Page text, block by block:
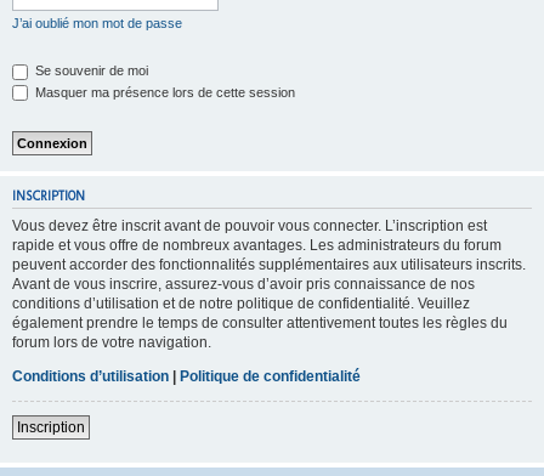
J’ai oublié mon mot de passe
Se souvenir de moi
Masquer ma présence lors de cette session
INSCRIPTION
Vous devez être inscrit avant de pouvoir vous connecter. L’inscription est
rapide et vous offre de nombreux avantages. Les administrateurs du forum
peuvent accorder des fonctionnalités supplémentaires aux utilisateurs inscrits.
Avant de vous inscrire, assurez-vous d’avoir pris connaissance de nos
conditions d’utilisation et de notre politique de confidentialité. Veuillez
également prendre le temps de consulter attentivement toutes les règles du
forum lors de votre navigation.
Conditions d’utilisation | Politique de confidentialité
Inscription